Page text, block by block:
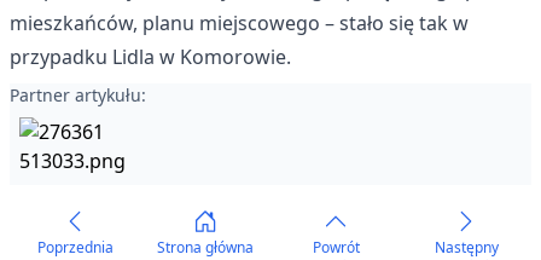
mieszkańców, planu miejscowego – stało się tak w
przypadku Lidla w Komorowie.
Partner artykułu:
Poprzednia
Strona główna
Powrót
Następny